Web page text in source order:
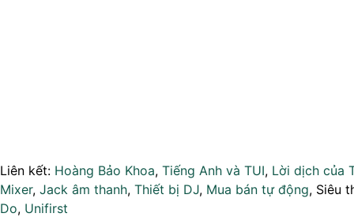
Liên kết: Hoàng Bảo Khoa, Tiếng Anh và TUI, Lời dịch của
Mixer, Jack âm thanh, Thiết bị DJ, Mua bán tự động, Siêu
Do, Unifirst